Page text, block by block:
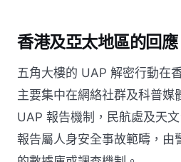
香港及亞太地區的回應
五角大樓的 UAP 解密行動在
主要集中在網絡社群及科普媒
UAP 報告機制，民航處及天
報告屬人身安全事故範疇，由